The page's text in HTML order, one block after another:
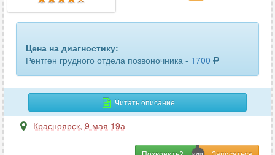
Цена на диагностику:
Рентген грудного отдела позвоночника - 1700
Читать описание
Красноярск, 9 мая 19а